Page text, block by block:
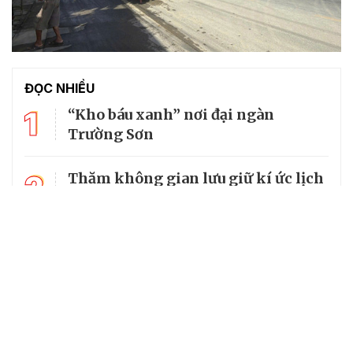
ĐỌC NHIỀU
1
“Kho báu xanh” nơi đại ngàn
Trường Sơn
2
Thăm không gian lưu giữ kí ức lịch